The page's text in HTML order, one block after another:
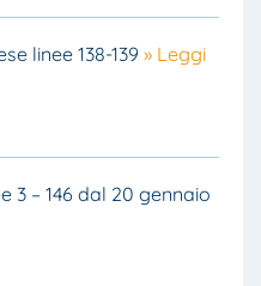
linee 138-139 » Leggi
3 – 146 dal 20 gennaio